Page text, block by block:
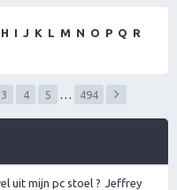
H I J K L M N O P Q R
3 4 5 494
uit mijn pc stoel ?
Jeffrey